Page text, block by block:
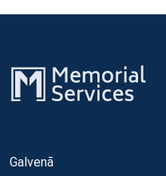
Galvenā